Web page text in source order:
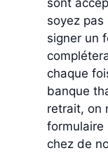
soyez
signer un
chaque
banque
retrait, on
formulaire
chez de